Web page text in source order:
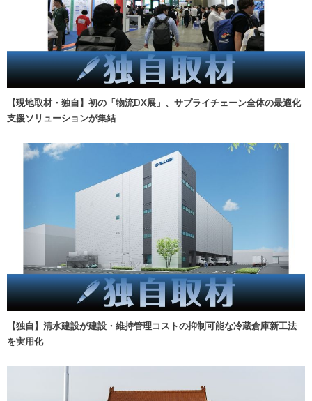
【現地取材・独自】初の「物流DX展」、サプライチェーン全体の最適化
支援ソリューションが集結
【独自】清水建設が建設・維持管理コストの抑制可能な冷蔵倉庫新工法
を実用化